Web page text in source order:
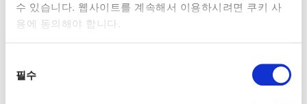
수 있습니다. 웹사이트를 계속해서 이용하시려면 쿠키 사
용에 동의해야 합니다.
필수